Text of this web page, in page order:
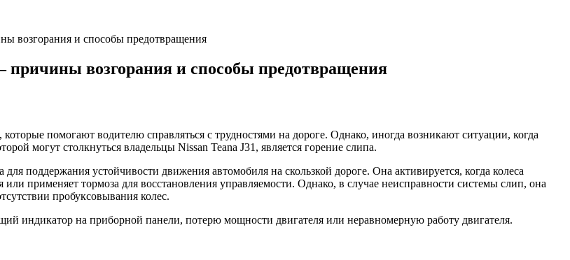
возгорания и способы предотвращения
возгорания и способы предотвращения
помогают водителю справляться с трудностями на дороге. Однако, иногда возникают ситуации, когда
могут столкнуться владельцы Nissan Teana J31, является горение слипа.
поддержания устойчивости движения автомобиля на скользкой дороге. Она активируется, когда колеса
применяет тормоза для восстановления управляемости. Однако, в случае неисправности системы слип, она
пробуксовывания колес.
индикатор на приборной панели, потерю мощности двигателя или неравномерную работу двигателя.